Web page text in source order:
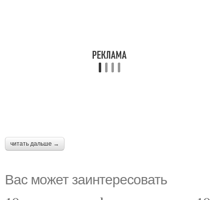
читать дальше →
Вас может заинтересовать